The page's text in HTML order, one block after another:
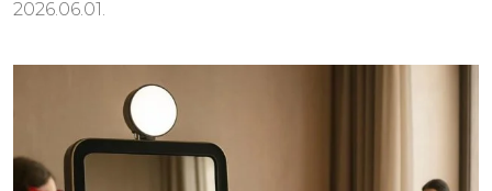
2026.06.01.